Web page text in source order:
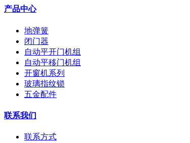
产品中心
地弹簧
闭门器
自动平开门机组
自动平移门机组
开窗机系列
玻璃指纹锁
五金配件
联系我们
联系方式